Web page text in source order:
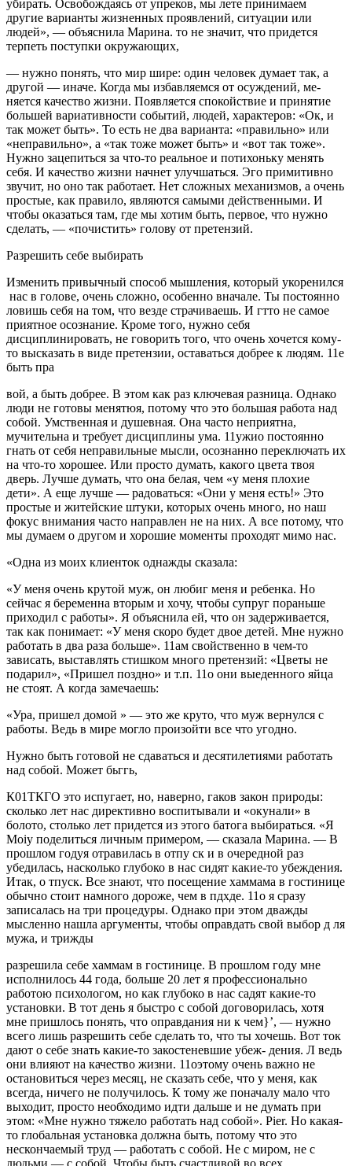
убирать. Освобождаясь от упреков, мы лете принимаем
другие варианты жизненных проявлений, си­туации или
людей», — объяснила Марина. то не значит, что придется
терпеть поступки окружающих,
— нужно понять, что мир шире: один человек думает так, а
другой — иначе. Когда мы избавляемся от осуждений, ме­
няется качество жизни. Появляется спокойствие и приня­тие
большей вариативности событий, людей, характеров: «Ок, и
так может быть». То есть не два варианта: «пра­вильно» или
«неправильно», а «так тоже может быть» и «вот так тоже».
Нужно зацепиться за что-то реальное и потихоньку менять
себя. И качество жизни начнет улучшаться. Эго примитивно
звучит, но оно так работает. Нет сложных меха­низмов, а очень
простые, как правило, являют­ся самыми действенными. И
чтобы оказаться там, где мы хотим быть, первое, что нужно
сде­лать, — «почистить» голову от претензий.
Разрешить себе выбирать
Изменить привычный способ мышления, ко­торый укоренился
нас в голове, очень слож­но, особенно вначале. Ты постоянно
ловишь себя на том, что везде страчиваешь. И гтто не са­мое
приятное осознание. Кроме того, нужно себя
дисциплинировать, не говорить того, что очень хочется кому-
то высказать в виде претен­зии, оставаться добрее к людям. 11е
быть пра­
вой, а быть добрее. В этом как раз ключевая разница. Од­нако
люди не готовы менятюя, потому что это большая работа над
собой. Умственная и душевная. Она часто не­приятна,
мучительна и требует дисциплины ума. 11ужио постоянно
гнать от себя неправильные мысли, осознан­но переключать их
на что-то хорошее. Или просто ду­мать, какого цвета твоя
дверь. Лучше думать, что она бе­лая, чем «у меня плохие
дети». А еще лучше — радоваться: «Они у меня есть!» Это
простые и житейские штуки, кото­рых очень много, но наш
фокус внимания ча­сто направлен не на них. А все потому, что
мы думаем о другом и хорошие моменты прохо­дят мимо нас.
«Одна из моих клиенток однажды сказала:
«У меня очень крутой муж, он любиг меня и ребенка. Но
сейчас я беременна вторым и хочу, чтобы супруг пораньше
приходил с ра­боты». Я объяснила ей, что он задерживает­ся,
так как понимает: «У меня скоро будет двое детей. Мне нужно
работать в два раза боль­ше». 11ам свойственно в чем-то
зависать, вы­ставлять стишком много претензий: «Цветы не
подарил», «Пришел поздно» и т.п. 11о они выеденного яйца
не стоят. А когда замечаешь:
«Ура, пришел домой » — это же круто, что муж вернулся с
работы. Ведь в мире могло произойти все что угодно.
Нужно быть готовой не сдаваться и десяти­летиями работать
над собой. Может бьггь,
К01ТКГО это испугает, но, наверно, гаков за­кон природы:
сколько лет нас директивно воспитывали и «окунали» в
болото, столько лет придется из этого батога выбираться. «Я
Moiy поделиться личным примером, — ска­зала Марина. — В
прошлом годуя отравилась в отпу ск и в очередной раз
убедилась, насколько глубоко в нас сидят какие-то убеждения.
Итак, о тпуск. Все знают, что посещение хаммама в гостинице
обычно стоит намно­го дороже, чем в пдхде. 11о я сразу
записалась на три про­цедуры. Однако при этом дважды
мысленно нашла аргу­менты, чтобы оправдать свой выбор д ля
мужа, и трижды
разрешила себе хаммам в гостинице. В прошлом году мне
исполнилось 44 года, больше 20 лет я профессионально
работою психологом, но как глубоко в нас садят какие-то
установки. В тот день я быстро с собой договорилась, хотя
мне пришлось понять, что оправдания ни к чем}’, — нуж­но
всего лишь разрешить себе сделать то, что ты хочешь. Вот ток
дают о себе знать какие-то закостеневшие убеж- дения. Л ведь
они влияют на качество жизни. 11оэтому очень важно не
остановиться через месяц, не сказать себе, что у меня, как
всегда, ничего не получи­лось. К тому же поначалу мало что
выходит, просто необходимо идти дальше и не думать при
этом: «Мне нужно тяжело работать над собой». Pier. Но какая-
то глобальная установ­ка должна быть, потому что это
нескончае­мый труд — работать с собой. Не с миром, не с